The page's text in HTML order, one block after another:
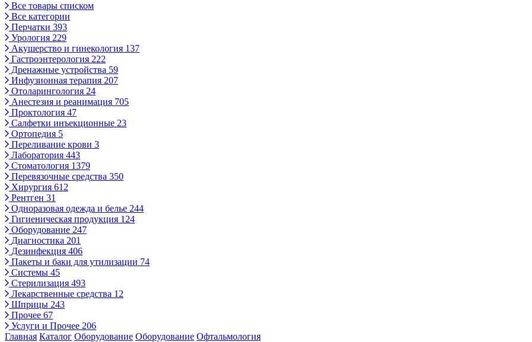
Все товары списком
Все категории
Перчатки 393
Урология 229
Акушерство и гинекология 137
Гастроэнтерология 222
Дренажные устройства 59
Инфузионная терапия 207
Отоларингология 24
Анестезия и реанимация 705
Проктология 47
Салфетки инъекционные 23
Ортопедия 5
Переливание крови 3
Лаборатория 443
Стоматология 1379
Перевязочные средства 350
Хирургия 612
Рентген 31
Одноразовая одежда и белье 244
Гигиеническая продукция 124
Оборудование 247
Диагностика 201
Дезинфекция 406
Пакеты и баки для утилизации 74
Системы 45
Стерилизация 493
Лекарственные средства 12
Шприцы 243
Прочее 67
Услуги и Прочее 206
Главная Каталог Оборудование Оборудование Офтальмология